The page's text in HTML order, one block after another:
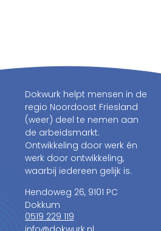
Dokwurk helpt mensen in de
regio Noordoost Friesland
(weer) deel te nemen aan
de arbeidsmarkt.
Ontwikkeling door werk én
werk door ontwikkeling,
waarbij iedereen gelijk is.
Hendoweg 26, 9101 PC
Dokkum
0519 229 119